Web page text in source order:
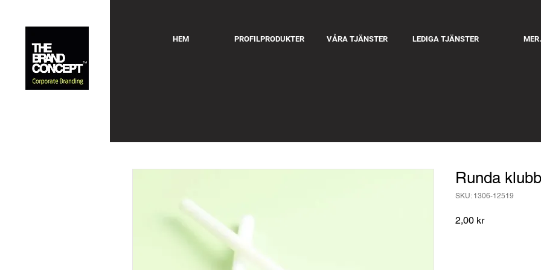
HEM PROFILPRODUKTER VÅRA TJÄNSTER LEDIGA TJÄNSTER
Runda
SKU: 1306-12519
2,00 krPris